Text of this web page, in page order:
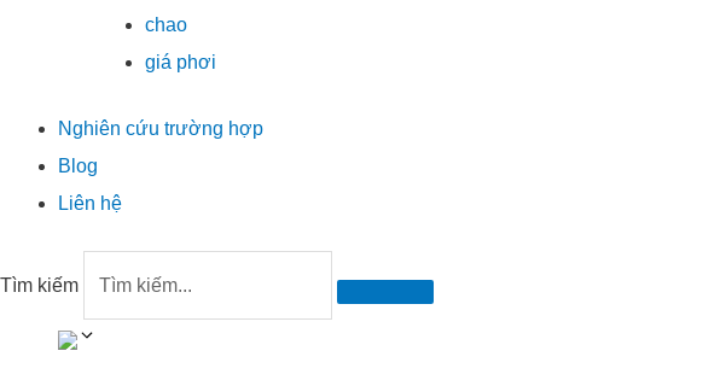
chao
giá phơi
Nghiên cứu trường hợp
Blog
Liên hệ
Tìm kiếm